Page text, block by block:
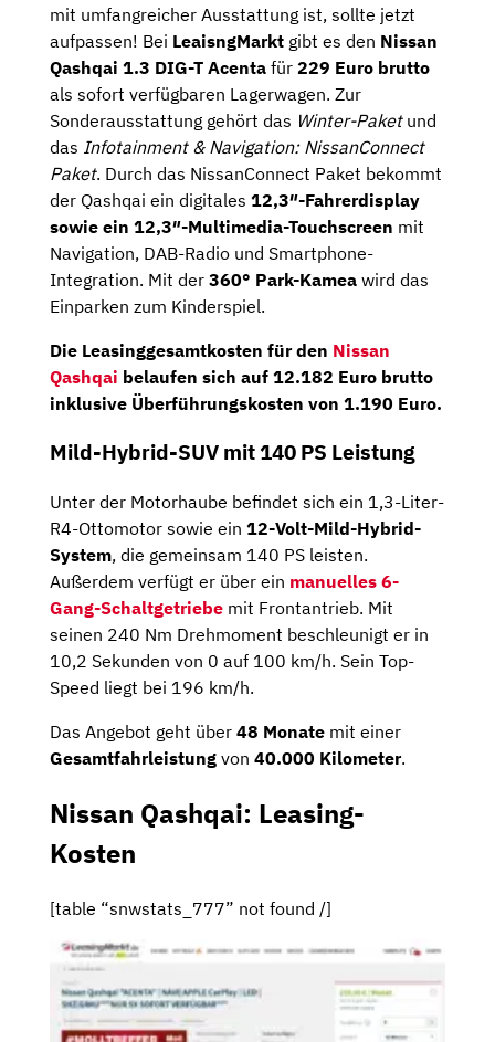
mit umfangreicher Ausstattung ist, sollte jetzt
aufpassen! Bei LeaisngMarkt gibt es den Nissan
Qashqai 1.3 DIG-T Acenta für 229 Euro brutto
als sofort verfügbaren Lagerwagen. Zur
Sonderausstattung gehört das Winter-Paketund
das Infotainment & Navigation: NissanConnect
Paket. Durch das NissanConnect Paket bekommt
der Qashqai ein digitales 12,3″-Fahrerdisplay
sowie ein 12,3″-Multimedia-Touchscreen mit
Navigation, DAB-Radio und Smartphone-
Integration. Mit der 360° Park-Kamea wird das
Einparken zum Kinderspiel.
Die Leasinggesamtkosten für den Nissan
Qashqai belaufen sich auf 12.182 Euro brutto
inklusive Überführungskosten von 1.190 Euro.
Mild-Hybrid-SUV mit 140 PS Leistung
Unter der Motorhaube befindet sich ein 1,3-Liter-
R4-Ottomotor sowie ein 12-Volt-Mild-Hybrid-
System, die gemeinsam 140 PS leisten.
Außerdem verfügt er über ein manuelles 6-
Gang-Schaltgetriebe mit Frontantrieb. Mit
seinen 240 Nm Drehmoment beschleunigt er in
10,2 Sekunden von 0 auf 100 km/h. Sein Top-
Speed liegt bei 196 km/h.
Das Angebot geht über 48 Monate mit einer
Gesamtfahrleistung von 40.000 Kilometer.
Nissan Qashqai: Leasing-
Kosten
[table “snwstats_777” not found /]